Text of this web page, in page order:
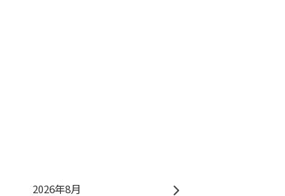
🍺🧃デリバリー🍗など多数あり
多数ありますので、気軽にお越し頂けます🚗💨
2026年8月